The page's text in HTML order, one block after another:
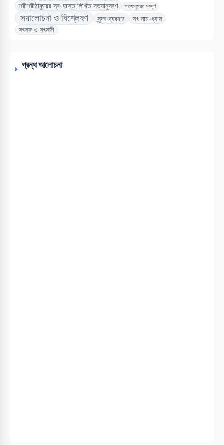
শ্রীশ্রীঠাকুরের স্ব-হস্তে লিখিত সত্যানুসরণ সত্যানুসরণ সম্পূর্ণ
সদালোচনা ও বিশ্লেষণ সুন্দর ব্যবহার
সৎ নাম-ধ্যান
সৎসঙ্গ ও সৎসঙ্গী
গ্রন্থ আলোচনা